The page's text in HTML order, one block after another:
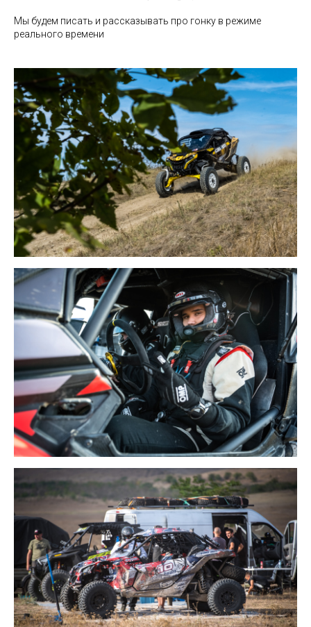
Мы будем писать и рассказывать про гонку в режиме
реального времени